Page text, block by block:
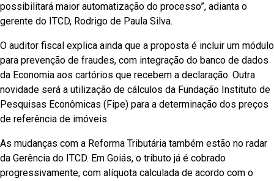
possibilitará maior automatização do processo”, adianta o
gerente do ITCD, Rodrigo de Paula Silva.
O auditor fiscal explica ainda que a proposta é incluir um módulo
para prevenção de fraudes, com integração do banco de dados
da Economia aos cartórios que recebem a declaração. Outra
novidade será a utilização de cálculos da Fundação Instituto de
Pesquisas Econômicas (Fipe) para a determinação dos preços
de referência de imóveis.
As mudanças com a Reforma Tributária também estão no radar
da Gerência do ITCD. Em Goiás, o tributo já é cobrado
progressivamente, com alíquota calculada de acordo com o